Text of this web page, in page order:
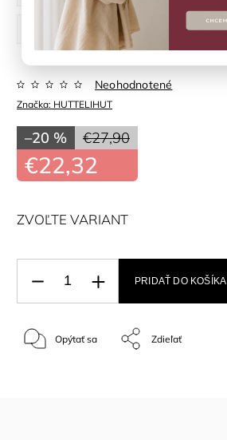
128 cm
Značka: HUTTELIHUT
Neohodnotené
€27,90
–20 %
€22,32
ZVOĽTE VARIANT
PRIDAŤ DO KOŠÍKA
Opýtať sa Zdieľať